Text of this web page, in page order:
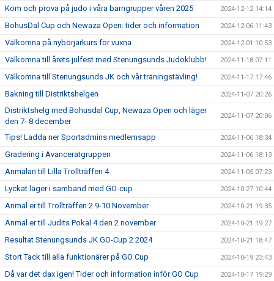
Kom och prova på judo i våra barngrupper våren 2025 2024-12-12 14:14
BohusDal Cup och Newaza Open: tider och information 2024-12-06 11:43
Välkomna på nybörjarkurs för vuxna 2024-12-01 10:53
Välkomna till årets julfest med Stenungsunds Judoklubb! 2024-11-18 07:11
Välkomna till Stenungsunds JK och vår träningstävling! 2024-11-17 17:46
Bakning till Distriktshelgen 2024-11-07 20:26
Distriktshelg med Bohusdal Cup, Newaza Open och läger
den 7- 8 december
2024-11-07 20:06
Tips! Ladda ner Sportadmins medlemsapp 2024-11-06 18:34
Gradering i Avanceratgruppen 2024-11-06 18:13
Anmälan till Lilla Trollträffen 4 2024-11-05 07:23
Lyckat läger i samband med GO-cup 2024-10-27 10:44
Anmäl er till Trollträffen 2 9-10 November 2024-10-21 19:35
Anmäl er till Judits Pokal 4 den 2 november 2024-10-21 19:27
Resultat Stenungsunds JK GO-Cup 2 2024 2024-10-21 18:47
Stort Tack till alla funktionärer på GO Cup 2024-10-19 23:43
Då var det dax igen! Tider och information inför GO Cup 2024-10-17 19:29